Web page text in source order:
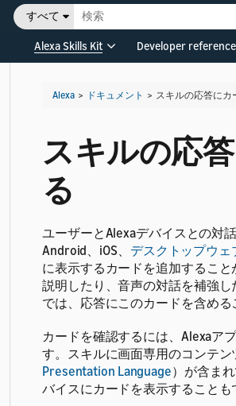
すべて
Alexa Skills Kit Developer reference
Alexa > ドキュメント > スキルの応答にカ
スキルの応
る
ユーザーとAlexaデバイスとの対
Android、iOS、 デスクトップウェ
に表示するカードを追加すること
説明したり、音声の対話を補強
では、応答にこのカードを含める
カードを確認するには、Alexaア
す。スキルに画面専用のコンテン
Presentation Language）が含ま
バイスにカードを表示することも